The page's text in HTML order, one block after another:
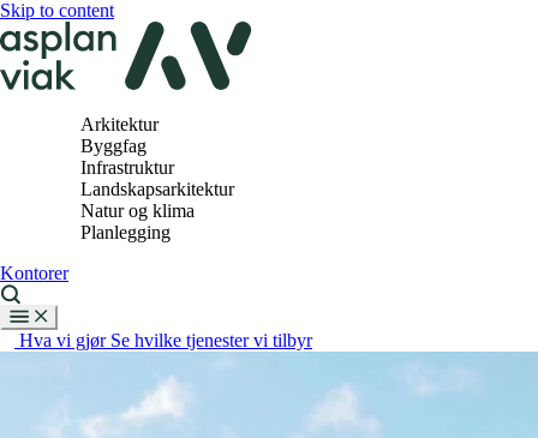
Skip to content
Arkitektur
Byggfag
Infrastruktur
Landskapsarkitektur
Natur og klima
Planlegging
Kontorer
Hva vi gjør Se hvilke tjenester vi tilbyr